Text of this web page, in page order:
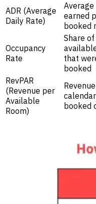
ADR (Average
Daily Rate)
Average
earned
booked
Occupancy
Rate
Share of
that
booked
RevPAR
(Revenue per
Available
Room)
booked